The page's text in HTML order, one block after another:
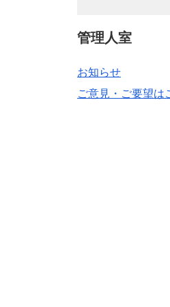
管理人室
お知らせ
ご意見・ご要望は